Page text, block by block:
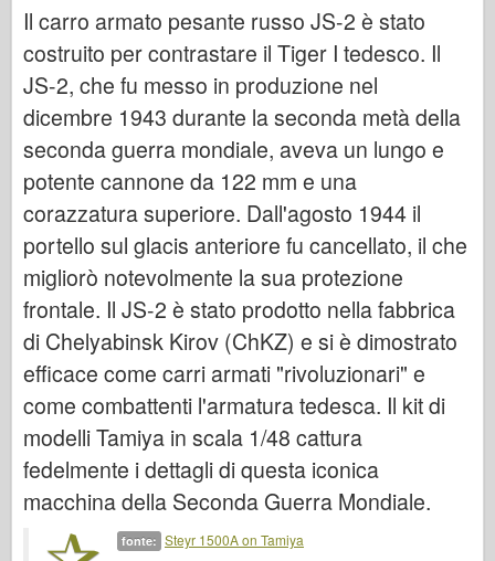
Modello E.T.
Stampi fini
Forze del Valore
Friulmodel
Hasegawa
Heller
HobbyBoss
Modelli IBG
Italeri
Leggenda
Modello Meng
Tamiya
Tristar
Trombettista
Zvezda
Il carro armato pesante russo JS-2 è stato
costruito per contrastare il Tiger I tedesco. Il
JS-2, che fu messo in produzione nel
dicembre 1943 durante la seconda metà della
seconda guerra mondiale, aveva un lungo e
potente cannone da 122 mm e una
corazzatura superiore. Dall'agosto 1944 il
portello sul glacis anteriore fu cancellato, il che
migliorò notevolmente la sua protezione
frontale. Il JS-2 è stato prodotto nella fabbrica
di Chelyabinsk Kirov (ChKZ) e si è dimostrato
efficace come carri armati "rivoluzionari" e
come combattenti l'armatura tedesca. Il kit di
modelli Tamiya in scala 1/48 cattura
fedelmente i dettagli di questa iconica
macchina della Seconda Guerra Mondiale.
fonte: Steyr 1500A on Tamiya